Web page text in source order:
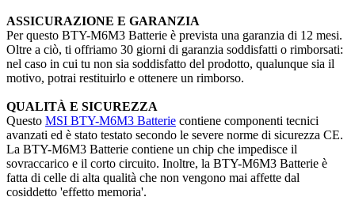
ASSICURAZIONE E GARANZIA
Per questo BTY-M6M3 Batterie è prevista una garanzia di 12 mesi.
Oltre a ciò, ti offriamo 30 giorni di garanzia soddisfatti o rimborsati:
nel caso in cui tu non sia soddisfatto del prodotto, qualunque sia il
motivo, potrai restituirlo e ottenere un rimborso.
QUALITÀ E SICUREZZA
Questo MSI BTY-M6M3 Batterie contiene componenti tecnici
avanzati ed è stato testato secondo le severe norme di sicurezza CE.
La BTY-M6M3 Batterie contiene un chip che impedisce il
sovraccarico e il corto circuito. Inoltre, la BTY-M6M3 Batterie è
fatta di celle di alta qualità che non vengono mai affette dal
cosiddetto 'effetto memoria'.